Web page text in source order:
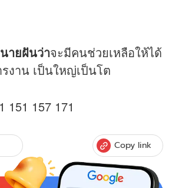
ายฝันว่าจะมีคนช่วยเหลือให้ได้
งาน เป็นใหญ่เป็นโต
151 157 171
Copy link